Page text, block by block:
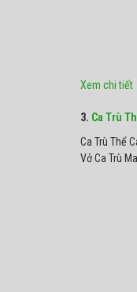
Xem chi tiết
3. Ca Trù
Ca Trù Thể
Vở Ca Trù